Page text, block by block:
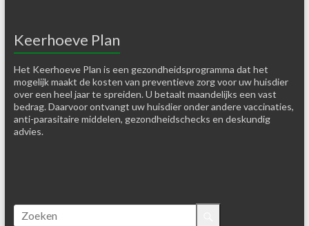
Keerhoeve Plan
Het Keerhoeve Plan is een gezondheidsprogramma dat het
mogelijk maakt de kosten van preventieve zorg voor uw huisdier
over een heel jaar te spreiden. U betaalt maandelijks een vast
bedrag. Daarvoor ontvangt uw huisdier onder andere vaccinaties,
anti-parasitaire middelen, gezondheidschecks en deskundig
advies.